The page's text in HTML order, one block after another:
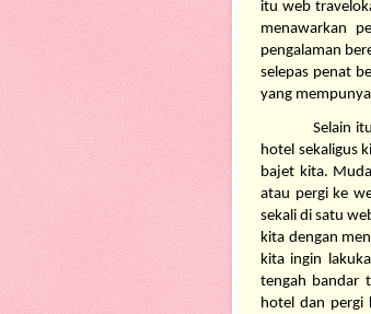
itu web
menawarkan
pengalaman
selepas penat
yang
Selain
hotel sekaligus
bajet kita.
atau pergi ke
sekali di satu
kita dengan
kita ingin
tengah bandar
hotel dan pergi